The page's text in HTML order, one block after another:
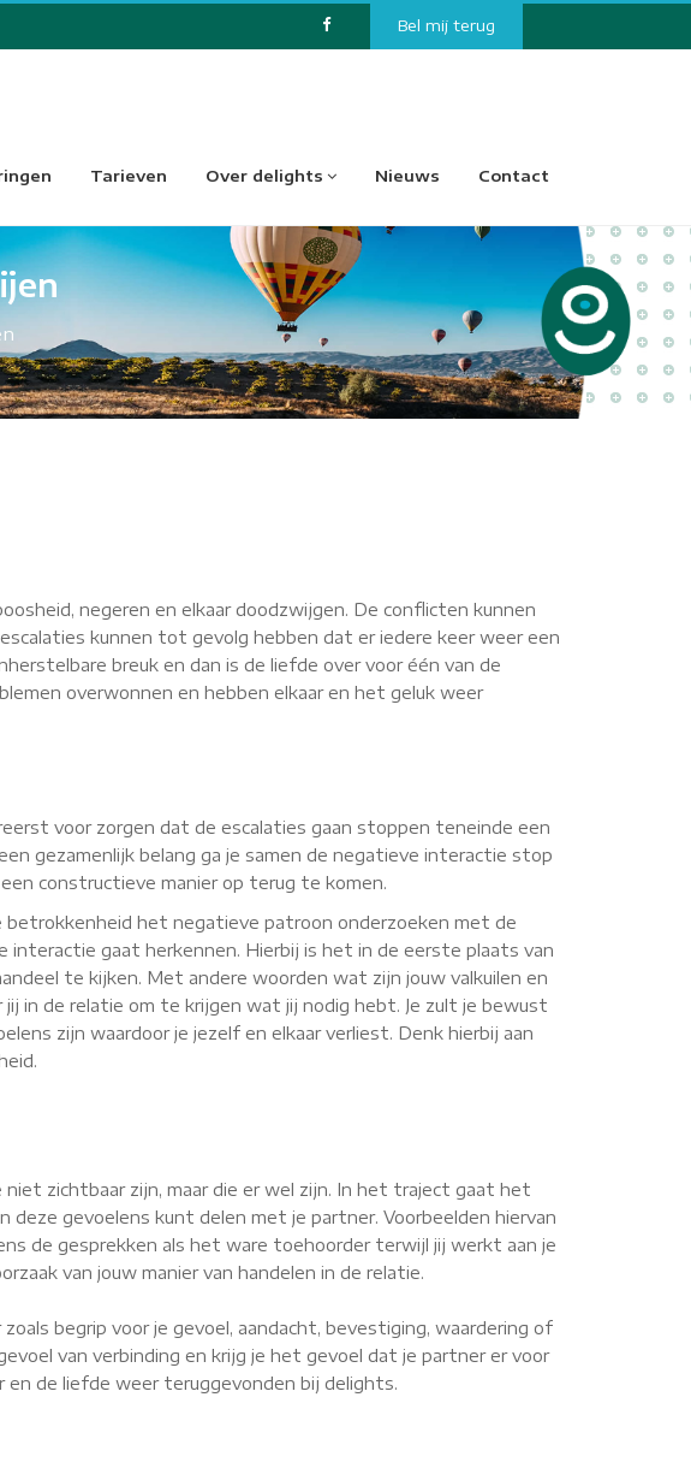
Bel mij terug
Tarieven Over delights Nieuws Contact
negeren en elkaar doodzwijgen. De conflicten kunnen
kunnen tot gevolg hebben dat er iedere keer weer een
breuk en dan is de liefde over voor één van de
overwonnen en hebben elkaar en het geluk weer
voor zorgen dat de escalaties gaan stoppen teneinde een
gezamenlijk belang ga je samen de negatieve interactie stop
constructieve manier op terug te komen.
betrokkenheid het negatieve patroon onderzoeken met de
interactie gaat herkennen. Hierbij is het in de eerste plaats van
te kijken. Met andere woorden wat zijn jouw valkuilen en
in de relatie om te krijgen wat jij nodig hebt. Je zult je bewust
zijn waardoor je jezelf en elkaar verliest. Denk hierbij aan
zichtbaar zijn, maar die er wel zijn. In het traject gaat het
gevoelens kunt delen met je partner. Voorbeelden hiervan
de gesprekken als het ware toehoorder terwijl jij werkt aan je
van jouw manier van handelen in de relatie.
begrip voor je gevoel, aandacht, bevestiging, waardering of
van verbinding en krijg je het gevoel dat je partner er voor
en de liefde weer teruggevonden bij delights.